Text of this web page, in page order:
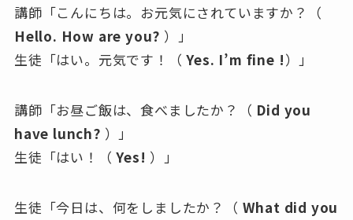
講師「こんにちは。お元気にされていますか？（
Hello. How are you? ）」
生徒「はい。元気です！（Yes. I’m fine !）」
講師「お昼ご飯は、食べましたか？（ Did you
have lunch? ）」
生徒「はい！（Yes! ）」
生徒「今日は、何をしましたか？（ What did you